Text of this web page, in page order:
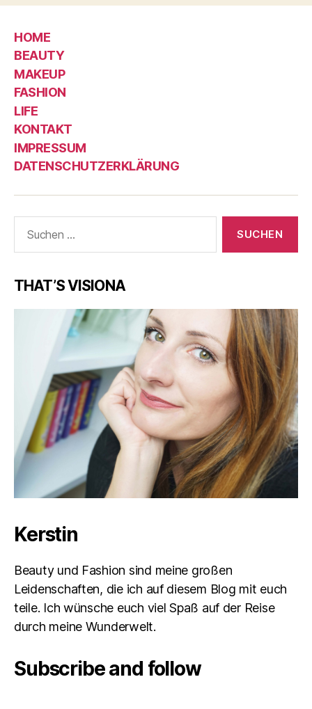
HOME
BEAUTY
MAKEUP
FASHION
LIFE
KONTAKT
IMPRESSUM
DATENSCHUTZERKLÄRUNG
nach:
THAT’S VISIONA
Kerstin
Beauty und Fashion sind meine großen
Leidenschaften, die ich auf diesem Blog mit euch
teile. Ich wünsche euch viel Spaß auf der Reise
durch meine Wunderwelt.
Subscribe and follow